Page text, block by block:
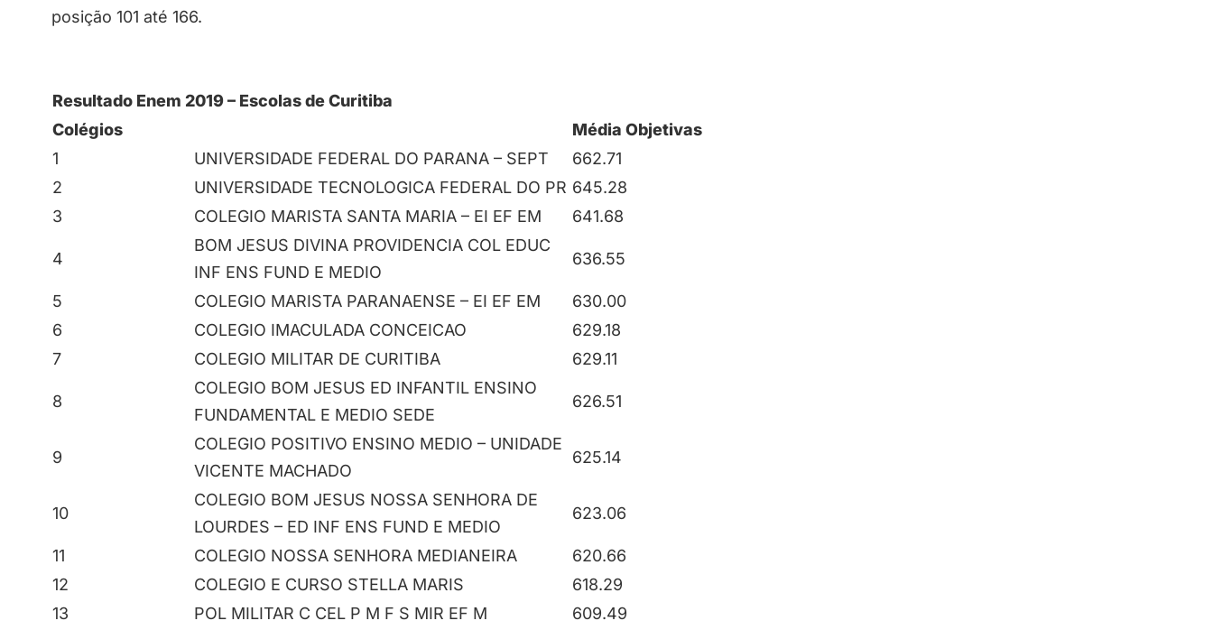
posição 101 até 166.
Resultado Enem 2019 – Escolas de Curitiba
Colégios
Média Objetivas
1
UNIVERSIDADE FEDERAL DO PARANA – SEPT
662.71
2
UNIVERSIDADE TECNOLOGICA FEDERAL DO PR 645.28
3
COLEGIO MARISTA SANTA MARIA – EI EF EM 641.68
4
BOM JESUS DIVINA PROVIDENCIA COL EDUC
INF ENS FUND E MEDIO
636.55
5 COLEGIO MARISTA PARANAENSE – EI EF EM
630.00
6
COLEGIO IMACULADA CONCEICAO
629.18
7
COLEGIO MILITAR DE CURITIBA 629.11
8
COLEGIO BOM JESUS ED INFANTIL ENSINO
FUNDAMENTAL E MEDIO SEDE
626.51
9
COLEGIO POSITIVO ENSINO MEDIO – UNIDADE
VICENTE MACHADO
625.14
10
COLEGIO BOM JESUS NOSSA SENHORA DE
LOURDES – ED INF ENS FUND E MEDIO
623.06
11 COLEGIO NOSSA SENHORA MEDIANEIRA
620.66
12
COLEGIO E CURSO STELLA MARIS
618.29
13
POL MILITAR C CEL P M F S MIR EF M
609.49